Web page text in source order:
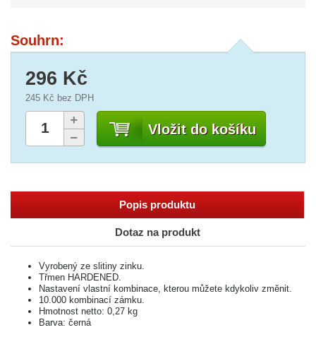
Souhrn:
Vložit do košíku
296 Kč
245 Kč bez DPH
Popis produktu
Dotaz na produkt
Vyrobený ze slitiny zinku.
Třmen HARDENED.
Nastavení vlastní kombinace, kterou můžete kdykoliv změnit.
10.000 kombinací zámku.
Hmotnost netto: 0,27 kg
Barva: černá